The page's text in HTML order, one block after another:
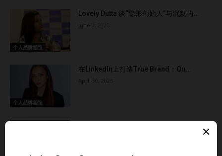
个人品牌塑造
Lovely Dutta 谈“隐形创始人”与沉默的...
个人品牌塑造
在LinkedIn上打造True Brand：Qu...